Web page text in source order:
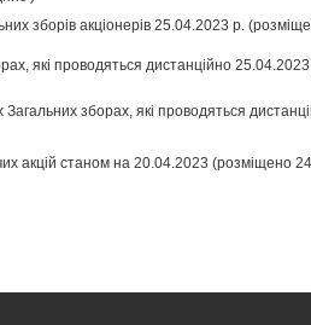
зборів акціонерів 25.04.2023 р.
які проводяться дистанційно
зборах, які проводяться
акцій станом на 20.04.2023 (розміщено